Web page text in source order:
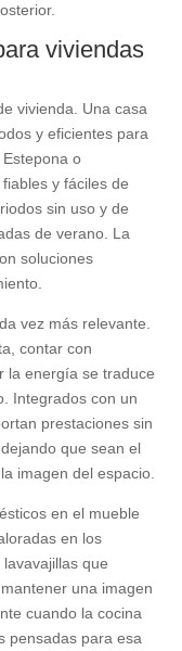
viviendas
vivienda. Una casa
y eficientes para
o
y fáciles de
sin uso y de
de verano. La
soluciones
vez más relevante.
contar con
la energía se traduce
Integrados con un
prestaciones sin
que sean el
imagen del espacio.
en el mueble
en los
que
una imagen
cuando la cocina
pensadas para esa